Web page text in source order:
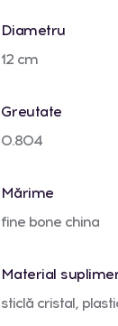
Diametru
12 cm
Greutate
0.804
Mărime
fine bone china
Material
sticlă cristal,